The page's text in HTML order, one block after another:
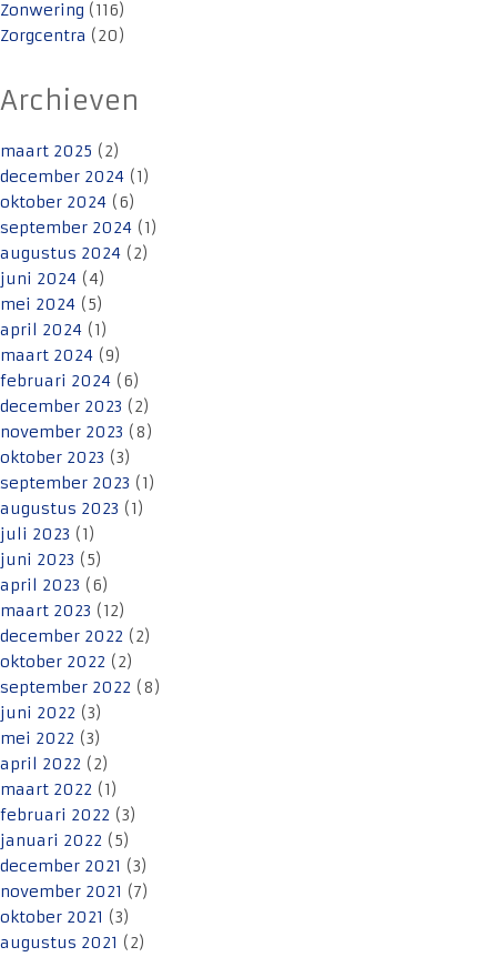
Zonwering (116)
Zorgcentra (20)
Archieven
maart 2025 (2)
december 2024 (1)
oktober 2024 (6)
september 2024 (1)
augustus 2024 (2)
juni 2024 (4)
mei 2024 (5)
april 2024 (1)
maart 2024 (9)
februari 2024 (6)
december 2023 (2)
november 2023 (8)
oktober 2023 (3)
september 2023 (1)
augustus 2023 (1)
juli 2023 (1)
juni 2023 (5)
april 2023 (6)
maart 2023 (12)
december 2022 (2)
oktober 2022 (2)
september 2022 (8)
juni 2022 (3)
mei 2022 (3)
april 2022 (2)
maart 2022 (1)
februari 2022 (3)
januari 2022 (5)
december 2021 (3)
november 2021 (7)
oktober 2021 (3)
augustus 2021 (2)